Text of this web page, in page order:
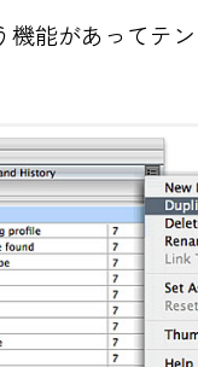
機能があってテ